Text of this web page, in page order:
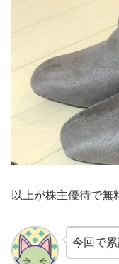
以上が株主優待で無
今回で